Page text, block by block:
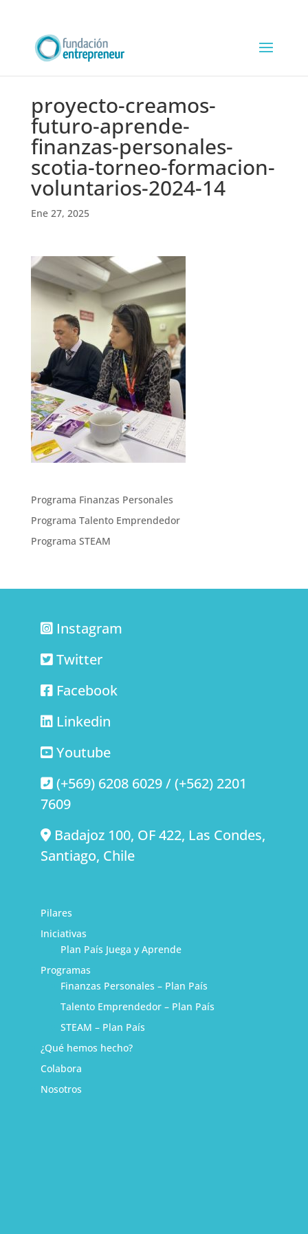
proyecto-creamos-
futuro-aprende-
finanzas-personales-
scotia-torneo-formacion-
voluntarios-2024-14
Ene 27, 2025
Programa Finanzas Personales
Programa Talento Emprendedor
Programa STEAM
Instagram
Twitter
Facebook
Linkedin
Youtube
(+569) 6208 6029 / (+562) 2201
7609
Badajoz 100, OF 422, Las Condes,
Santiago, Chile
Pilares
Iniciativas
Plan País Juega y Aprende
Programas
Finanzas Personales – Plan País
Talento Emprendedor – Plan País
STEAM – Plan País
¿Qué hemos hecho?
Colabora
Nosotros